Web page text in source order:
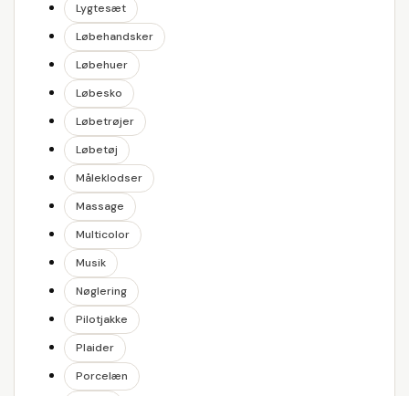
Lygtesæt
Løbehandsker
Løbehuer
Løbesko
Løbetrøjer
Løbetøj
Måleklodser
Massage
Multicolor
Musik
Nøglering
Pilotjakke
Plaider
Porcelæn